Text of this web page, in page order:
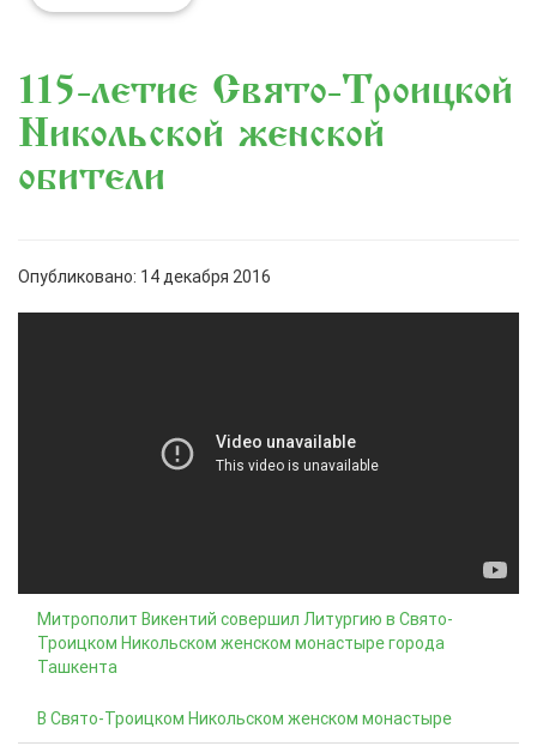
115-летие Свято-Троицкой
Никольской женской
обители
Опубликовано: 14 декабря 2016
Митрополит Викентий совершил Литургию в Свято-
Троицком Никольском женском монастыре города
Ташкента
В Свято-Троицком Никольском женском монастыре